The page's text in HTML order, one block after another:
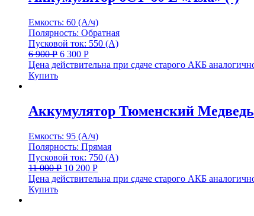
Емкость: 60 (А/ч)
Полярность: Обратная
Пусковой ток: 550 (А)
6 900Р 6 300 Р
Цена действительна при сдаче старого АКБ
Купить
Аккумулятор Тюменский
Емкость: 95 (А/ч)
Полярность: Прямая
Пусковой ток: 750 (А)
11 000Р 10 200 Р
Цена действительна при сдаче старого АКБ
Купить